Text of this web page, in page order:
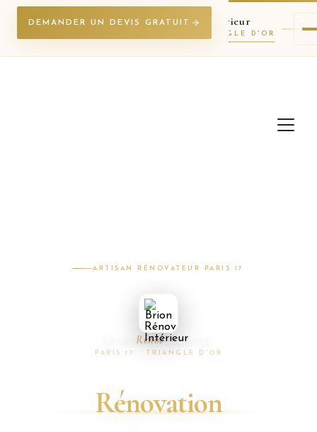
BrionRénov Intérieur
PARIS 17 · TRIANGLE D'OR
DEMANDER UN DEVIS GRATUIT